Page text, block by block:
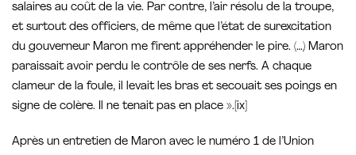
salaires au coût de la vie. Par contre, l’air résolu de la troupe,
et surtout des officiers, de même que l’état de surexcitation
du gouverneur Maron me firent appréhender le pire. (…) Maron
paraissait avoir perdu le contrôle de ses nerfs. A chaque
clameur de la foule, il levait les bras et secouait ses poings en
signe de colère. Il ne tenait pas en place ».[ix]
Après un entretien de Maron avec le numéro 1 de l’Union